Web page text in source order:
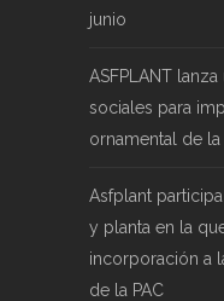
junio
ASFPLANT
sociales para
ornamental de
Asfplant
y planta en la
incorporación a
de la PAC